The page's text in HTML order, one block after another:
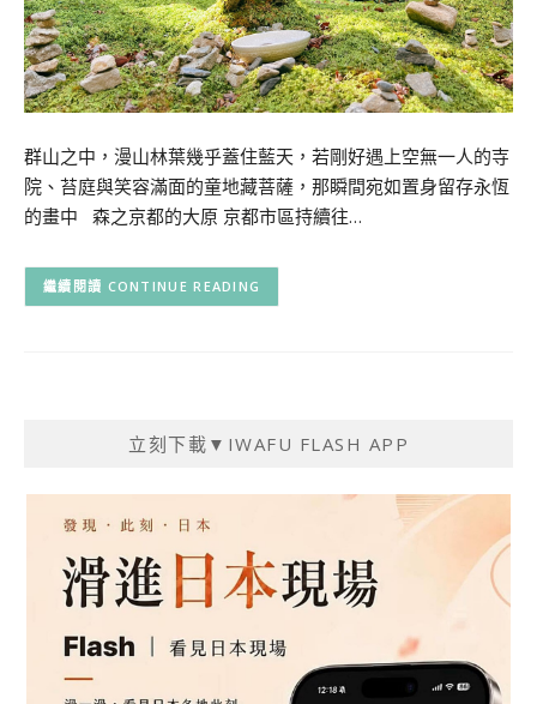
群山之中，漫山林葉幾乎蓋住藍天，若剛好遇上空無一人的寺
院、苔庭與笑容滿面的童地藏菩薩，那瞬間宛如置身留存永恆
的畫中 森之京都的大原 京都市區持續往…
CONTINUE READING
立刻下載▼IWAFU FLASH APP